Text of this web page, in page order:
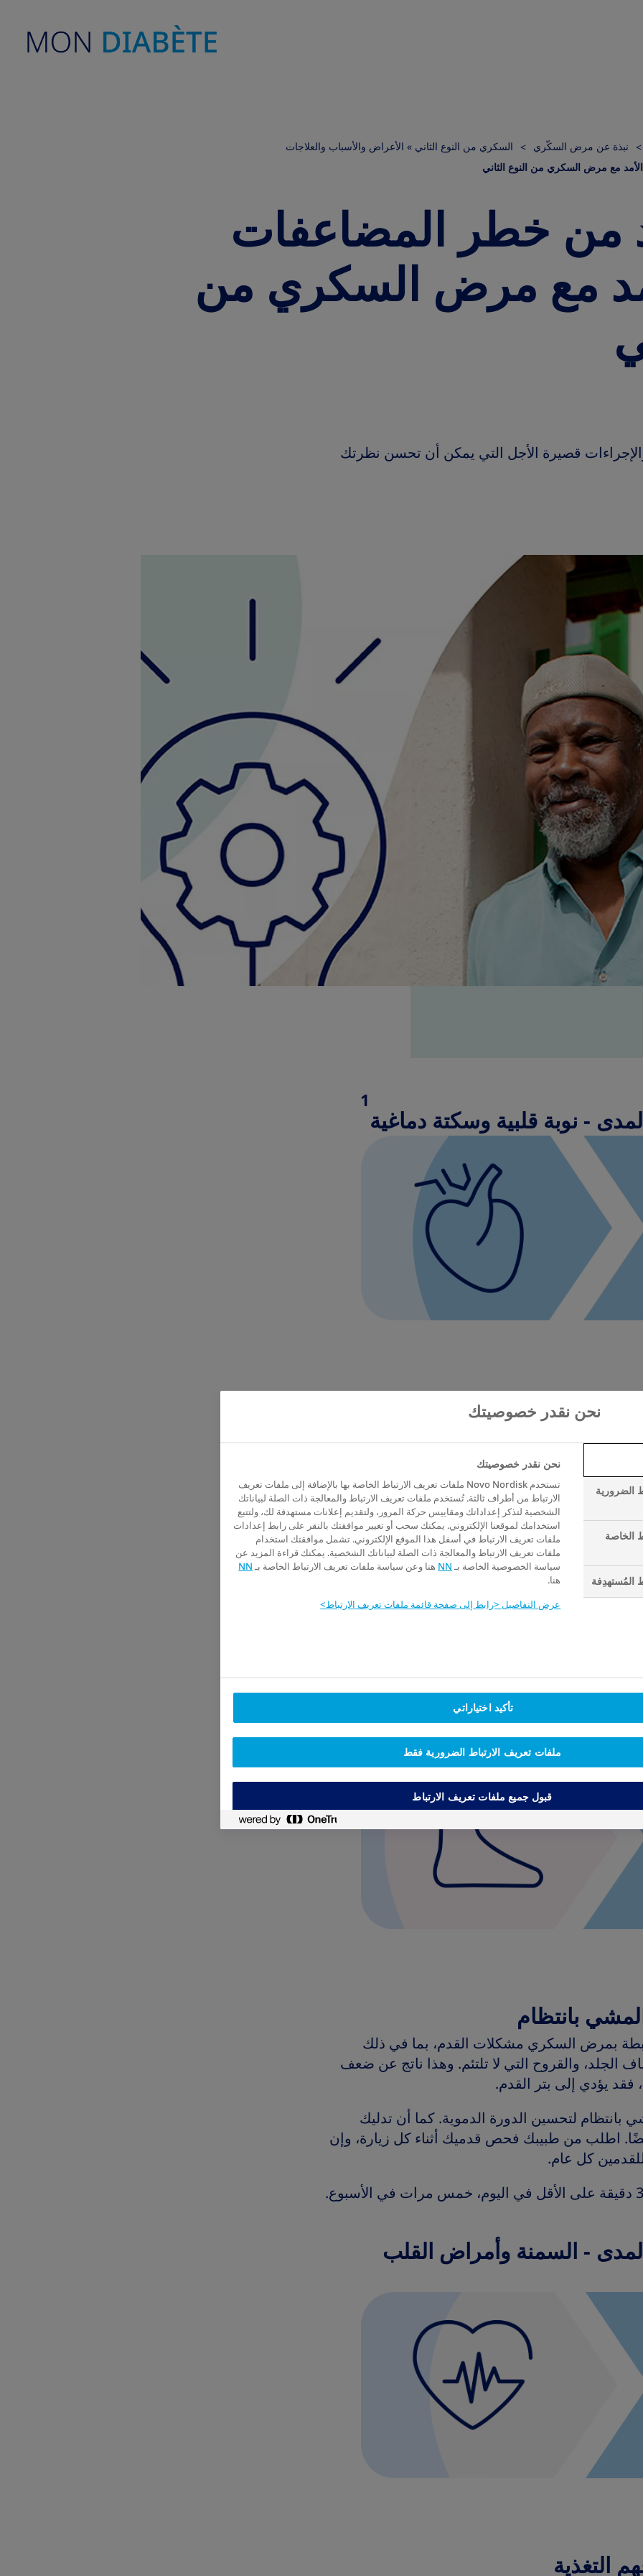
نبذة عن مرض السكّري
السكري من النوع الثاني » الأعراض والأسباب والعلاجات
مع مرض السكري من النوع الثاني
من خطر المضاعفات
مع مرض السكري من
قصيرة الأجل التي يمكن أن تحسن نظرتك
1
على استقرار السكر في الدم
لذلك، فإن أحد الأجزاء الرئيسية للسيطرة على
على توازن مستويات السكر في الدم.
الشرايين، ما يؤدي إلى تراكم الدهون
ويزيد من خطر الإصابة بنوبة قلبية وسكتة
إن الحفاظ على مستوى صحي من الجلوكوز في الدم (أو Hb1Ac)، حوالي 6.5%، يضعك
الأجل.
6
القلب والأوعية الدموية ومرض السكري من النوع
بانتظام
بمرض السكري مشكلات القدم، بما في ذلك
والقروح التي لا تلتئم. وهذا ناتج عن ضعف
فقد يؤدي إلى بتر القدم.
بانتظام لتحسين الدورة الدموية. كما أن تدليك
اطلب من طبيبك فحص قدميك أثناء كل زيارة، وإن
كل عام.
- السمنة وأمراض القلب
التغذية
نحن نقدر خصوصيتك
الضرورية
الخاصة
المُستهدِفة
نحن نقدر خصوصيتك
تستخدم Novo Nordisk ملفات تعريف الارتباط الخاصة بها بالإضافة إلى ملفات تعريف
الارتباط من أطراف ثالثة. تُستخدم ملفات تعريف الارتباط والمعالجة ذات الصلة لبياناتك
الشخصية لتذكر إعداداتك ومقاييس حركة المرور، ولتقديم إعلانات مستهدفة لك، ولتتبع
استخدامك لموقعنا الإلكتروني. يمكنك سحب أو تغيير موافقتك بالنقر على رابط إعدادات
ملفات تعريف الارتباط في أسفل هذا الموقع الإلكتروني. تشمل موافقتك استخدام
ملفات تعريف الارتباط والمعالجة ذات الصلة لبياناتك الشخصية. يمكنك قراءة المزيد عن
سياسة الخصوصية الخاصة بـ NN هنا وعن سياسة ملفات تعريف الارتباط الخاصة بـ NN
هنا.
عرض التفاصيل <رابط إلى صفحة قائمة ملفات تعريف الارتباط>
تأكيد اختياراتي
ملفات تعريف الارتباط الضرورية فقط
قبول جميع ملفات تعريف الارتباط